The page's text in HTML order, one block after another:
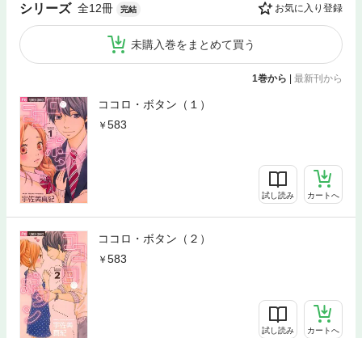
シリーズ 全12冊 完結 お気に入り登録
未購入巻をまとめて買う
1巻から 最新刊から
ココロ・ボタン（１）
583
試し読み カートへ
ココロ・ボタン（２）
583
試し読み カートへ